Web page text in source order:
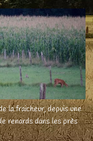
la fraicheur, depuis une
renards dans les près